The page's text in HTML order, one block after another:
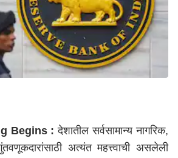
Begins : देशातील सर्वसामान्य नागरिक,
अत्यंत महत्त्वाची असलेली